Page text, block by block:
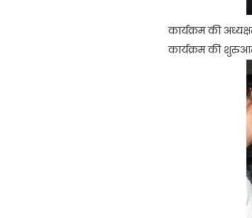
कार्यक्रम की
कार्यक्रम की